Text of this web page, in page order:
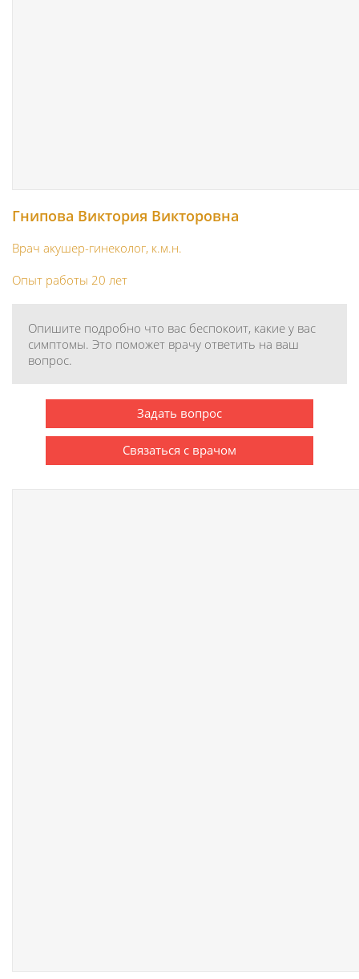
Гнипова Виктория Викторовна
Врач акушер-гинеколог, к.м.н.
Опыт работы 20 лет
Опишите подробно что вас беспокоит, какие у вас
симптомы. Это поможет врачу ответить на ваш
вопрос.
Задать вопрос
Связаться с врачом